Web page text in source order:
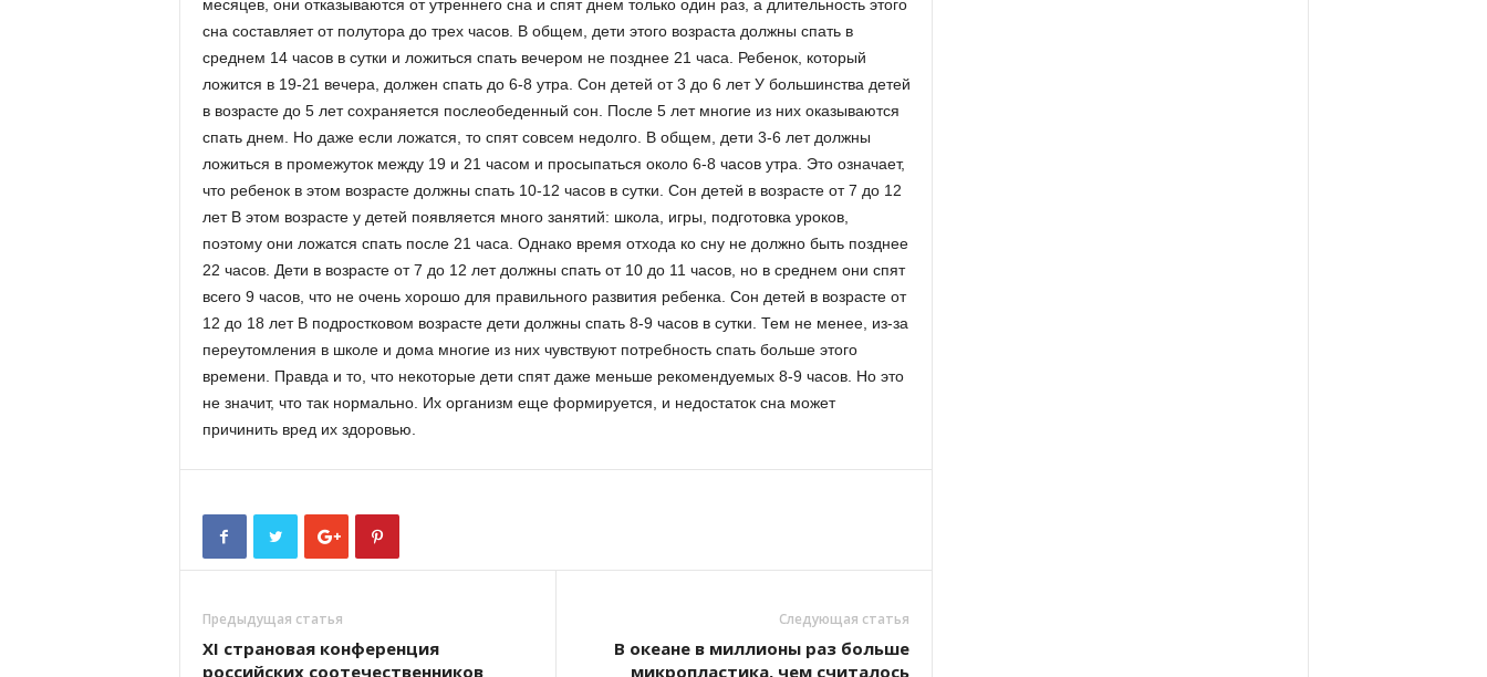
месяцев, они отказываются от утреннего сна и спят днем только один раз, а длительность этого
сна составляет от полутора до трех часов. В общем, дети этого возраста должны спать в
среднем 14 часов в сутки и ложиться спать вечером не позднее 21 часа. Ребенок, который
ложится в 19-21 вечера, должен спать до 6-8 утра. Сон детей от 3 до 6 лет У большинства детей
в возрасте до 5 лет сохраняется послеобеденный сон. После 5 лет многие из них оказываются
спать днем. Но даже если ложатся, то спят совсем недолго. В общем, дети 3-6 лет должны
ложиться в промежуток между 19 и 21 часом и просыпаться около 6-8 часов утра. Это означает,
что ребенок в этом возрасте должны спать 10-12 часов в сутки. Сон детей в возрасте от 7 до 12
лет В этом возрасте у детей появляется много занятий: школа, игры, подготовка уроков,
поэтому они ложатся спать после 21 часа. Однако время отхода ко сну не должно быть позднее
22 часов. Дети в возрасте от 7 до 12 лет должны спать от 10 до 11 часов, но в среднем они спят
всего 9 часов, что не очень хорошо для правильного развития ребенка. Сон детей в возрасте от
12 до 18 лет В подростковом возрасте дети должны спать 8-9 часов в сутки. Тем не менее, из-за
переутомления в школе и дома многие из них чувствуют потребность спать больше этого
времени. Правда и то, что некоторые дети спят даже меньше рекомендуемых 8-9 часов. Но это
не значит, что так нормально. Их организм еще формируется, и недостаток сна может
причинить вред их здоровью.
Предыдущая статья
ХI страновая конференция
российских соотечественников
Следующая статья
В океане в миллионы раз больше
микропластика, чем считалось